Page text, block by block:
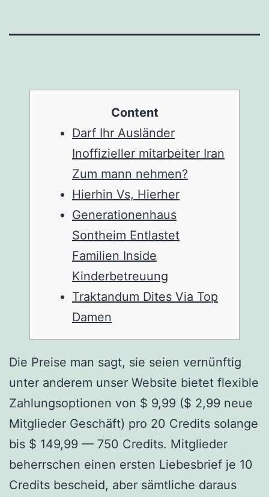
Content
Darf Ihr Ausländer
Inoffizieller mitarbeiter Iran
Zum mann nehmen?
Hierhin Vs, Hierher
Generationenhaus
Sontheim Entlastet
Familien Inside
Kinderbetreuung
Traktandum Dites Via Top
Damen
Die Preise man sagt, sie seien vernünftig
unter anderem unser Website bietet flexible
Zahlungsoptionen von $ 9,99 ($ 2,99 neue
Mitglieder Geschäft) pro 20 Credits solange
bis $ 149,99 — 750 Credits. Mitglieder
beherrschen einen ersten Liebesbrief je 10
Credits bescheid, aber sämtliche daraus